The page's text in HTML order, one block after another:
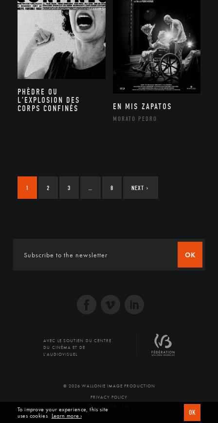
PHÈDRE OU
L’EXPLOSION DES
CORPS CONFINÉS
EN MIS ZAPATOS
MORATO PEDRO
1 2 3 … 8 NEXT ›
OK
AVEC LE SOUTIEN DU CENTRE
DU CINÉMA ET DE
L'AUDIOVISUEL
© 2026 WALLONIE IMAGE PRODUCTION
PRIVACY POLICY
PRODUCED BY SFD
To improve your experience, this site
uses cookies Learn more › OK